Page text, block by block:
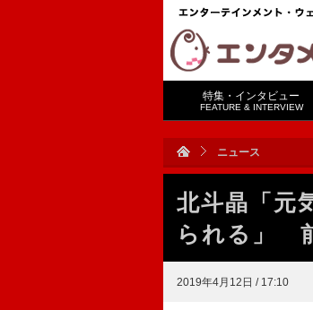
特集・インタビュー
FEATURE & INTERVIEW
ニュース
北斗晶「元
られる」
2019年4月12日 / 17:10